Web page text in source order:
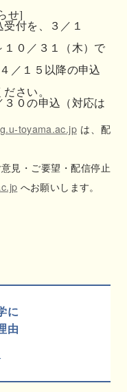
せ]
付を、３／１
０／３１（木）で
／１５以降の申込
さい。
０の申込（対応は
toyama.ac.jpは、配
見・ご要望・配信停止
へお願いします。
に
由